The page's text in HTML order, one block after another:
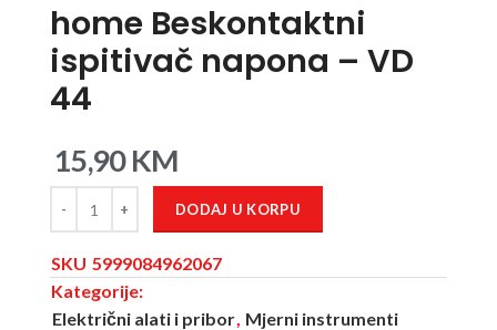
home Beskontaktni
ispitivač napona – VD
44
15,90KM
DODAJ U KORPU
SKU 5999084962067
Kategorije:
Električni alati i pribor, Mjerni instrumenti